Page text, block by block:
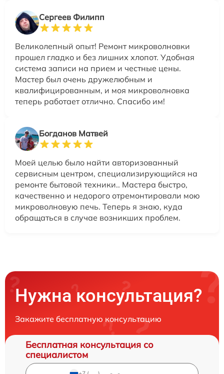
Сергеев Филипп
Великолепный опыт! Ремонт микроволновки
прошел гладко и без лишних хлопот. Удобная
система записи на прием и честные цены.
Мастер был очень дружелюбным и
квалифицированным, и моя микроволновка
теперь работает отлично. Спасибо им!
Богданов Матвей
Моей целью было найти авторизованный
сервисным центром, специализирующийся на
ремонте бытовой техники.. Мастера быстро,
качественно и недорого отремонтировали мою
микроволновую печь. Теперь я знаю, куда
обращаться в случае возникших проблем.
Нужна консультация?
Закажите бесплатную консультацию
Бесплатная консультация со
специалистом